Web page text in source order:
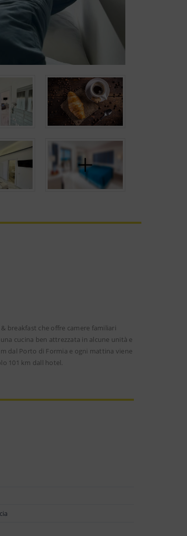
breakfast che offre camere familiari
cucina ben attrezzata in alcune unità e
dal Porto di Formia e ogni mattina viene
101 km dall hotel.